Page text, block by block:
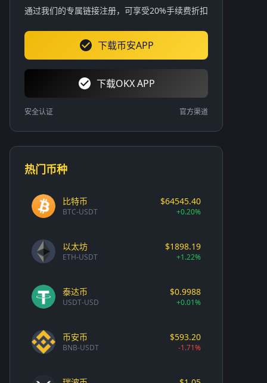
通过我们的专属链接注册，可享受20%手续费折扣
下载币安APP
下载OKX APP
安全认证 官方渠道
热门币种
比特币
BTC-USDT
$64545.40
+0.20%
以太坊
ETH-USDT
$1898.19
+1.22%
泰达币
USDT-USD
$0.9988
+0.01%
币安币
BNB-USDT
$593.20
-1.71%